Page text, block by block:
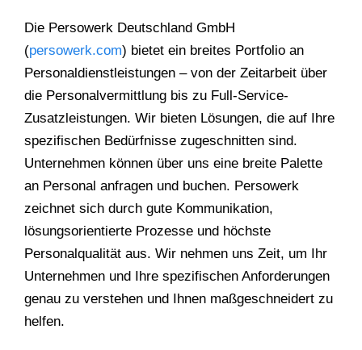
Die Persowerk Deutschland GmbH
(persowerk.com) bietet ein breites Portfolio an
Personaldienstleistungen – von der Zeitarbeit über
die Personalvermittlung bis zu Full-Service-
Zusatzleistungen. Wir bieten Lösungen, die auf Ihre
spezifischen Bedürfnisse zugeschnitten sind.
Unternehmen können über uns eine breite Palette
an Personal anfragen und buchen. Persowerk
zeichnet sich durch gute Kommunikation,
lösungsorientierte Prozesse und höchste
Personalqualität aus. Wir nehmen uns Zeit, um Ihr
Unternehmen und Ihre spezifischen Anforderungen
genau zu verstehen und Ihnen maßgeschneidert zu
helfen.